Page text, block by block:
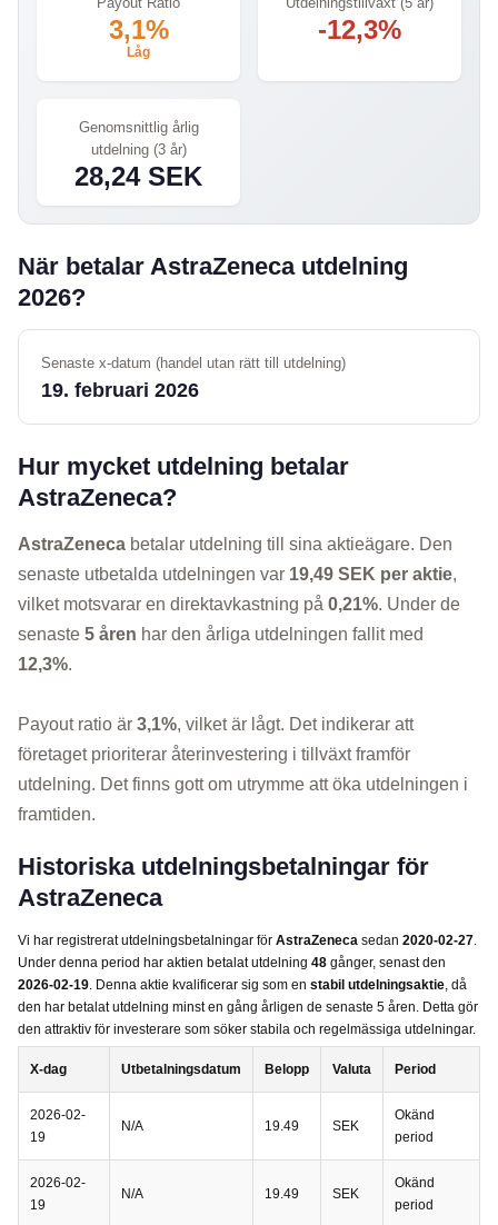
3,1%
Låg
-12,3%
Genomsnittlig årlig
utdelning (3 år)
28,24 SEK
När betalar AstraZeneca utdelning
2026?
Senaste x-datum (handel utan rätt till utdelning)
19. februari 2026
Hur mycket utdelning betalar
AstraZeneca?
AstraZeneca betalar utdelning till sina aktieägare. Den
senaste utbetalda utdelningen var 19,49 SEK per aktie,
vilket motsvarar en direktavkastning på 0,21%. Under de
senaste 5 åren har den årliga utdelningen fallit med
12,3%.
Payout ratio är 3,1%, vilket är lågt. Det indikerar att
företaget prioriterar återinvestering i tillväxt framför
utdelning. Det finns gott om utrymme att öka utdelningen i
framtiden.
Historiska utdelningsbetalningar för
AstraZeneca
Vi har registrerat utdelningsbetalningar för AstraZeneca sedan 2020-02-27.
Under denna period har aktien betalat utdelning 48 gånger, senast den
2026-02-19. Denna aktie kvalificerar sig som en stabil utdelningsaktie, då
den har betalat utdelning minst en gång årligen de senaste 5 åren. Detta gör
den attraktiv för investerare som söker stabila och regelmässiga utdelningar.
X-dag Utbetalningsdatum Belopp Valuta Period
2026-02-
19
N/A 19.49 SEK
Okänd
period
2026-02-
19
N/A 19.49 SEK
Okänd
period